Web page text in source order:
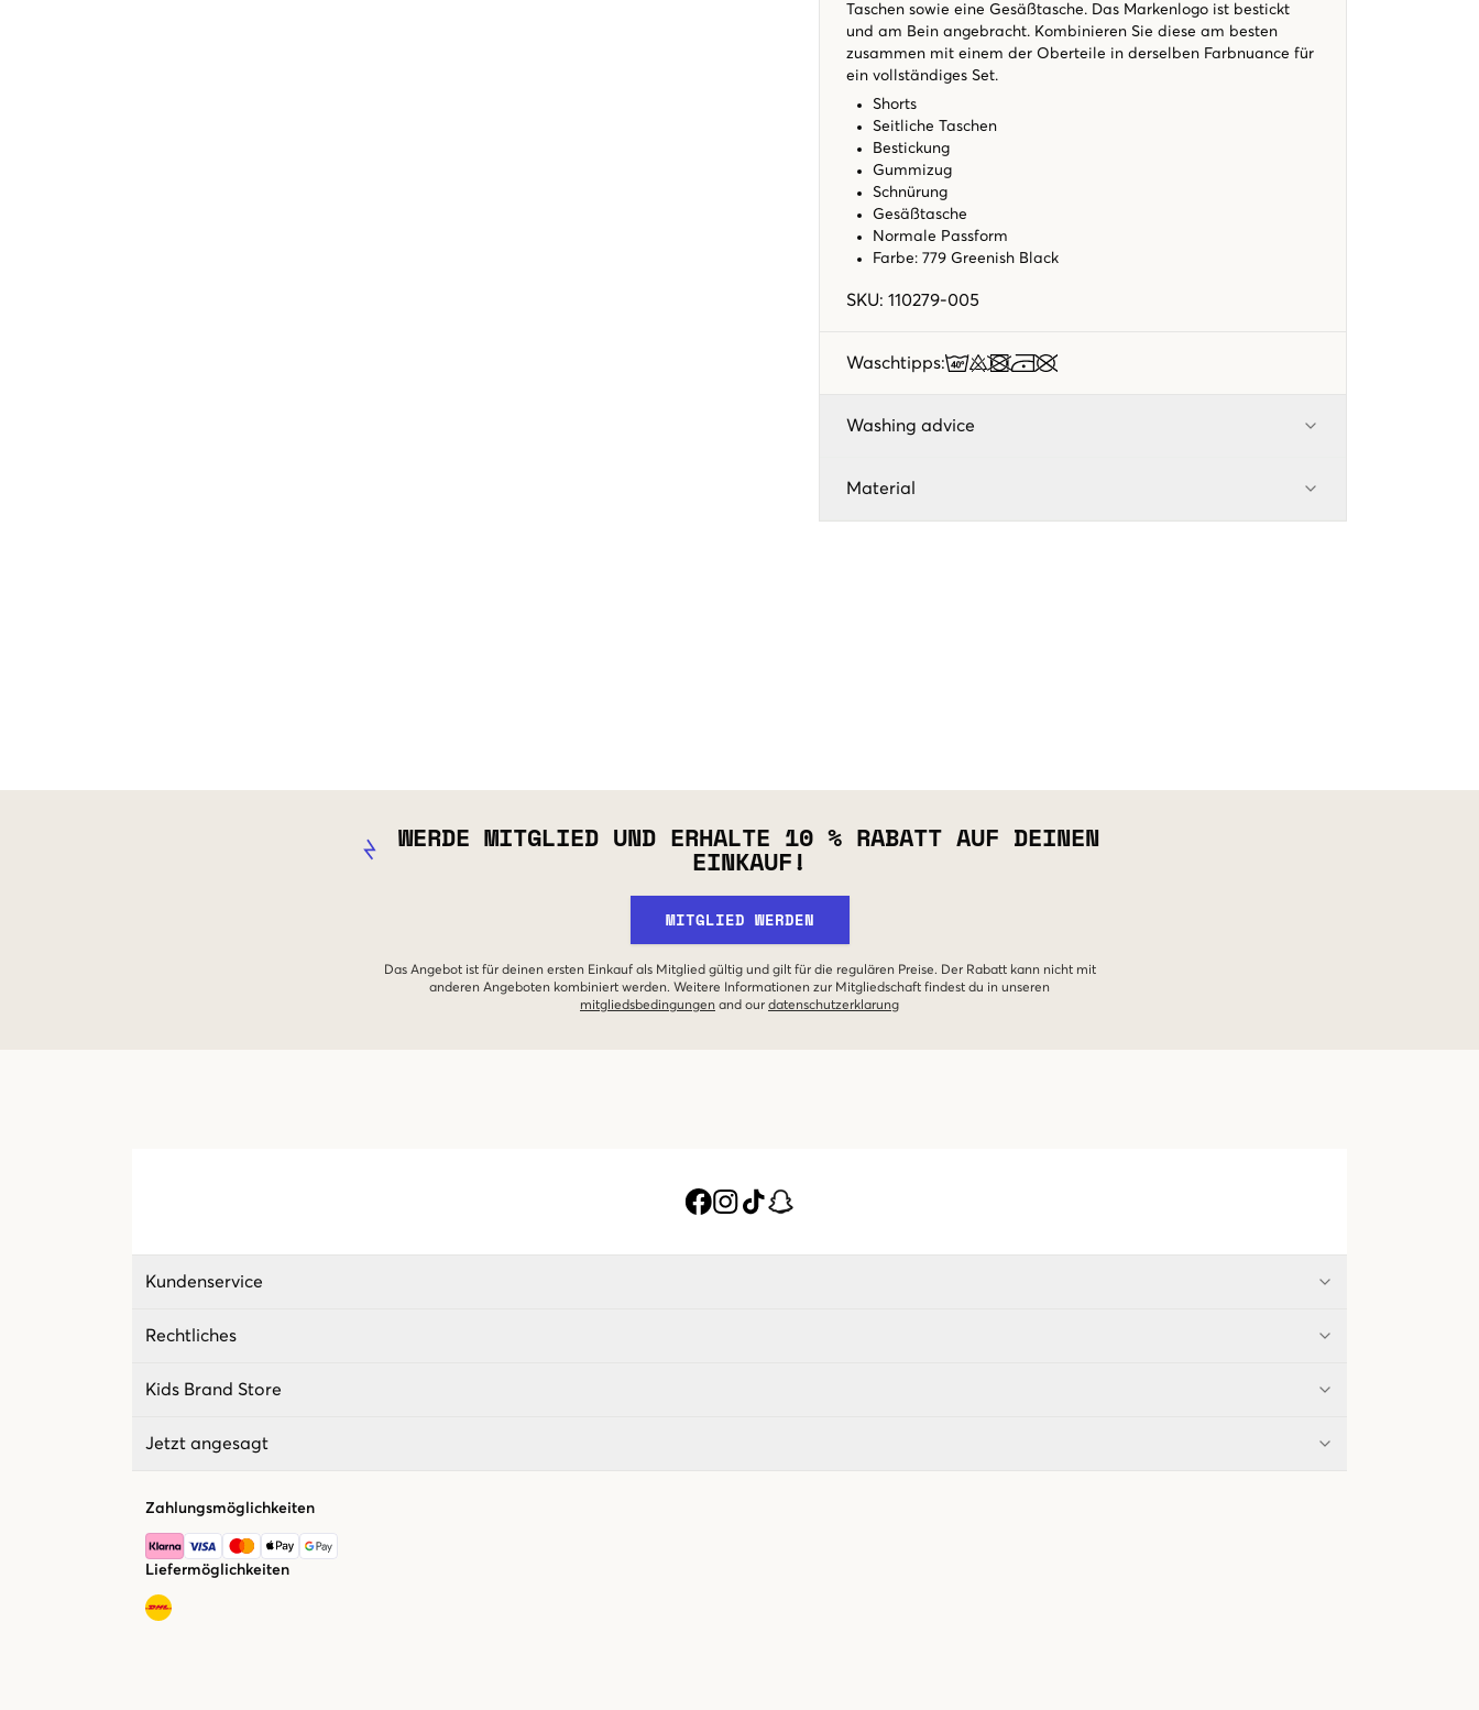
Taschen sowie eine Gesäßtasche. Das Markenlogo ist bestickt
und am Bein angebracht. Kombinieren Sie diese am besten
zusammen mit einem der Oberteile in derselben Farbnuance für
ein vollständiges Set.
Shorts
Seitliche Taschen
Bestickung
Gummizug
Schnürung
Gesäßtasche
Normale Passform
Farbe: 779 Greenish Black
SKU: 110279-005
Waschtipps:
Washing advice
Material
WERDE MITGLIED UND ERHALTE 10 % RABATT AUF DEINEN
EINKAUF!
MITGLIED WERDEN
Das Angebot ist für deinen ersten Einkauf als Mitglied gültig und gilt für die regulären Preise. Der Rabatt kann nicht mit
anderen Angeboten kombiniert werden. Weitere Informationen zur Mitgliedschaft findest du in unseren
mitgliedsbedingungen and our datenschutzerklarung
Kundenservice
Rechtliches
Kids Brand Store
Jetzt angesagt
Zahlungsmöglichkeiten
Liefermöglichkeiten